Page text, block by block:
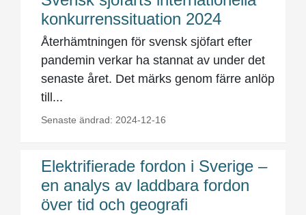
konkurrenssituation 2024
Återhämtningen för svensk sjöfart efter
pandemin verkar ha stannat av under det
senaste året. Det märks genom färre anlöp
till...
Senaste ändrad: 2024-12-16
Elektrifierade fordon i Sverige –
en analys av laddbara fordon
över tid och geografi